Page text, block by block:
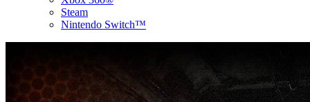
Steam
Nintendo Switch™